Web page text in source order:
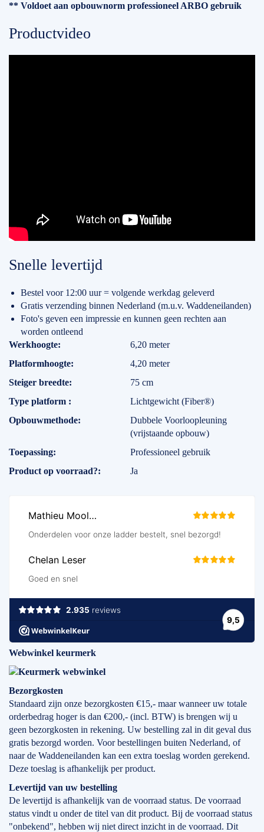
** Voldoet aan opbouwnorm professioneel ARBO gebruik
Productvideo
Snelle levertijd
Bestel voor 12:00 uur = volgende werkdag geleverd
Gratis verzending binnen Nederland (m.u.v. Waddeneilanden)
Foto's geven een impressie en kunnen geen rechten aan
worden ontleend
Specificaties
Werkhoogte
6,20 meter
Platformhoogte
4,20 meter
Steiger breedte
75 cm
Type platform
Lichtgewicht (Fiber®)
Opbouwmethode
Dubbele Voorloopleuning
(vrijstaande opbouw)
Toepassing
Professioneel gebruik
Product op voorraad?
Ja
Webwinkel keurmerk
Bezorgkosten
Standaard zijn onze bezorgkosten €15,- maar wanneer uw totale
orderbedrag hoger is dan €200,- (incl. BTW) is brengen wij u
geen bezorgkosten in rekening. Uw bestelling zal in dit geval dus
gratis bezorgd worden. Voor bestellingen buiten Nederland, of
naar de Waddeneilanden kan een extra toeslag worden gerekend.
Deze toeslag is afhankelijk per product.
Levertijd van uw bestelling
De levertijd is afhankelijk van de voorraad status. De voorraad
status vindt u onder de titel van dit product. Bij de voorraad status
"onbekend", hebben wij niet direct inzicht in de voorraad. Dit